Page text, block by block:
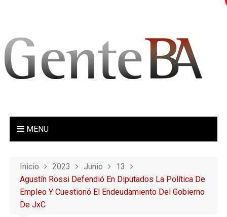
MENU
Inicio 2023 Junio
13
Agustín Rossi Defendió En Diputados La Política De
Empleo Y Cuestionó El Endeudamiento Del Gobierno
De JxC